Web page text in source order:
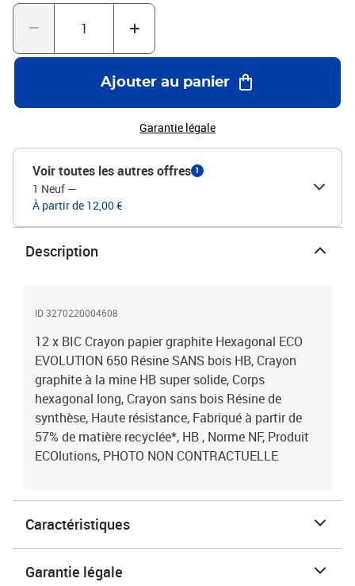
Ajouter au panier
Garantie légale
Voir toutes les autres offres 1
1 Neuf —
À partir de 12,00 €
Description
ID 3270220004608
12 x BIC Crayon papier graphite Hexagonal ECO
EVOLUTION 650 Résine SANS bois HB, Crayon
graphite à la mine HB super solide, Corps
hexagonal long, Crayon sans bois Résine de
synthèse, Haute résistance, Fabriqué à partir de
57% de matière recyclée*, HB , Norme NF, Produit
ECOlutions, PHOTO NON CONTRACTUELLE
Caractéristiques
Garantie légale